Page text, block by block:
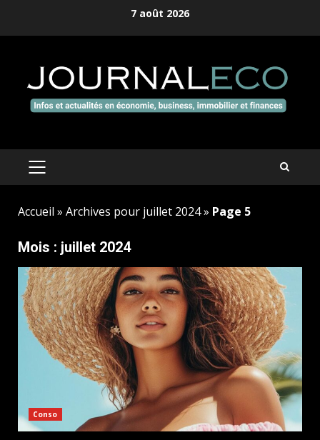
7 août 2026
MENU
PRINCIPAL
Accueil » Archives pour juillet 2024» Page 5
Mois : juillet 2024
Conso